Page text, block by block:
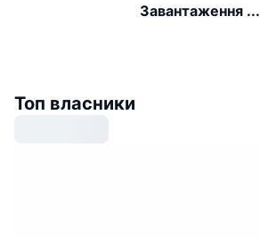
Завантаження ...
Топ власники